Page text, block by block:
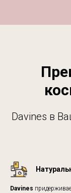
Davines в
Davines